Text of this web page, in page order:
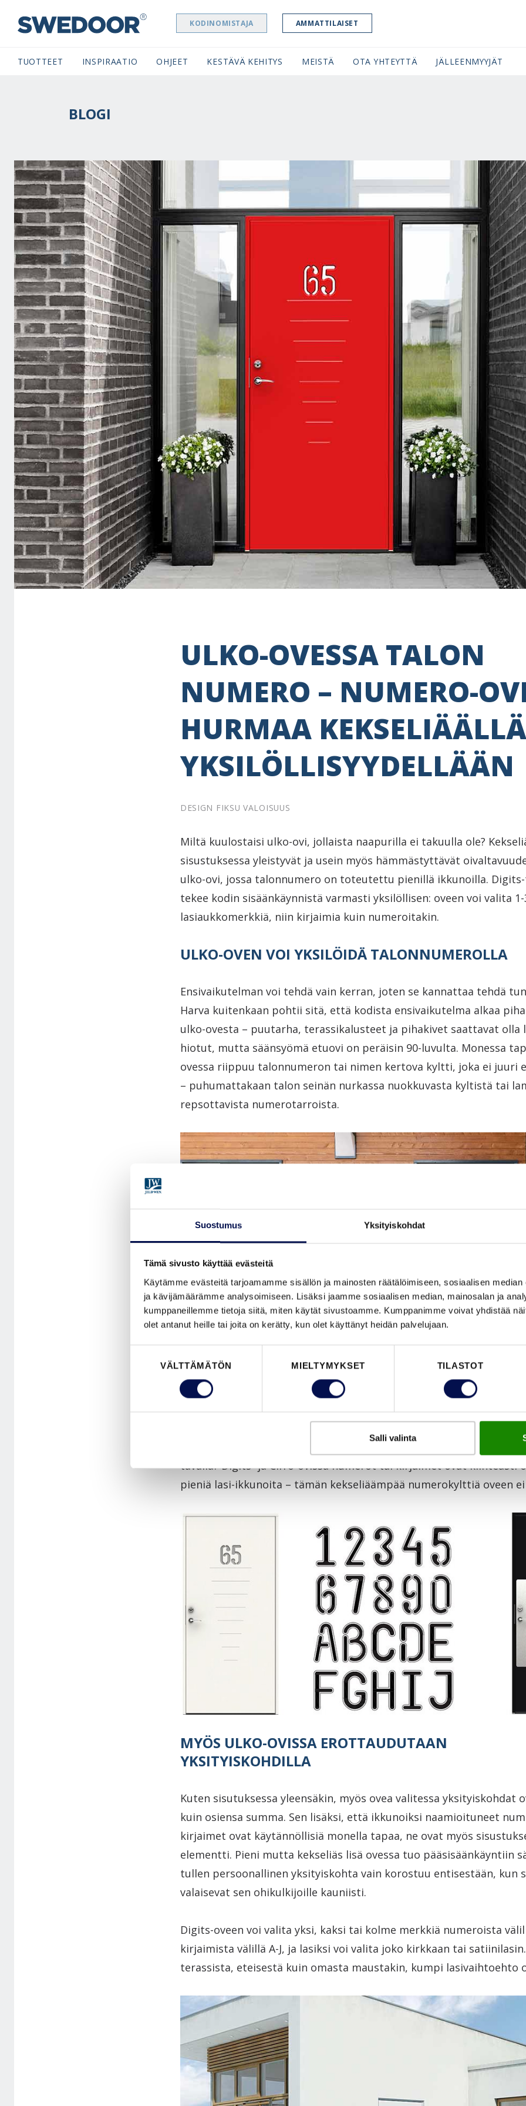
Suostumus Yksityiskohdat
Tämä sivusto käyttää evästeitä
Käytämme evästeitä tarjoamamme sisällön ja mainosten räätälöimiseen, sosiaalisen
ja kävijämäärämme analysoimiseen. Lisäksi jaamme sosiaalisen median, mainosalan ja
kumppaneillemme tietoja siitä, miten käytät sivustoamme. Kumppanimme voivat yhdistää
olet antanut heille tai joita on kerätty, kun olet käyttänyt heidän palvelujaan.
VÄLTTÄMÄTÖN MIELTYMYKSET TILASTOT
Salli valinta
SWEDOOR NAVIGATION KODINOMISTAJA AMMATTILAISET
TUOTTEET INSPIRAATIO OHJEET KESTÄVÄ KEHITYS MEISTÄ OTA YHTEYTTÄ JÄLLEENMYYJÄT
BLOGI
ULKO-OVESSA TALON
NUMERO – NUMERO-
HURMAA KEKSELIÄÄLLÄ
YKSILÖLLISYYDELLÄÄN
DESIGN FIKSU VALOISUUS
Miltä kuulostaisi ulko-ovi, jollaista naapurilla ei takuulla ole?
sisustuksessa yleistyvät ja usein myös hämmästyttävät
ulko-ovi, jossa talonnumero on toteutettu pienillä ikkunoilla.
tekee kodin sisäänkäynnistä varmasti yksilöllisen: oveen voi valita
lasiaukkomerkkiä, niin kirjaimia kuin numeroitakin.
ULKO-OVEN VOI YKSILÖIDÄ TALONNUMEROLLA
Ensivaikutelman voi tehdä vain kerran, joten se kannattaa tehdä
Harva kuitenkaan pohtii sitä, että kodista ensivaikutelma alkaa
ulko-ovesta – puutarha, terassikalusteet ja pihakivet saattavat olla
hiotut, mutta säänsyömä etuovi on peräisin 90-luvulta. Monessa
ovessa riippuu talonnumeron tai nimen kertova kyltti, joka ei juuri
– puhumattakaan talon seinän nurkassa nuokkuvasta kyltistä tai
repsottavista numerotarroista.
tavalla? Digits- ja Cifro-ovissa numerot tai kirjaimet ovat kiinteästi
pieniä lasi-ikkunoita – tämän kekseliäämpää numerokylttiä oveen ei
MYÖS ULKO-OVISSA EROTTAUDUTAAN
YKSITYISKOHDILLA
Kuten sisutuksessa yleensäkin, myös ovea valitessa yksityiskohdat
kuin osiensa summa. Sen lisäksi, että ikkunoiksi naamioituneet
kirjaimet ovat käytännöllisiä monella tapaa, ne ovat myös
elementti. Pieni mutta kekseliäs lisä ovessa tuo pääsisäänkäyntiin
tullen persoonallinen yksityiskohta vain korostuu entisestään, kun
valaisevat sen ohikulkijoille kauniisti.
Digits-oveen voi valita yksi, kaksi tai kolme merkkiä numeroista
kirjaimista välillä A-J, ja lasiksi voi valita joko kirkkaan tai
terassista, eteisestä kuin omasta maustakin, kumpi lasivaihtoehto